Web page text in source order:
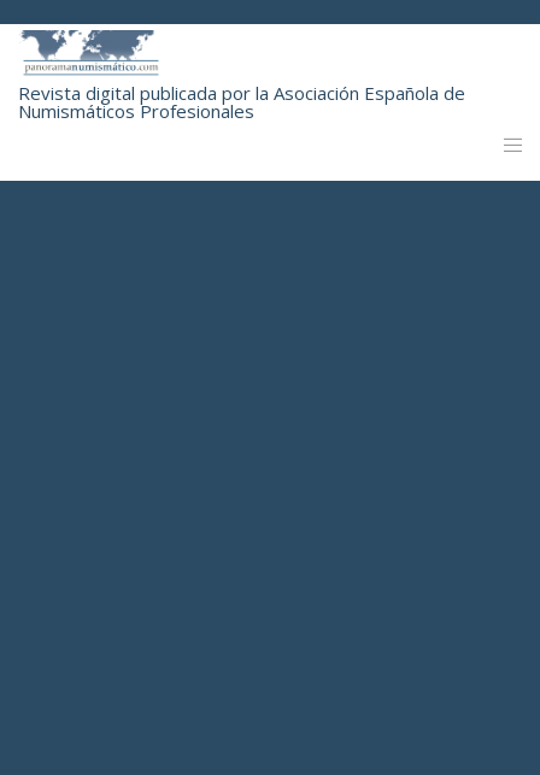
Revista digital publicada por la Asociación Española de
Numismáticos Profesionales